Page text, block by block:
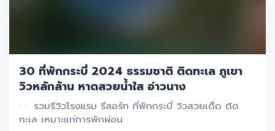
30 ที่พักกระบี่ 2024 ธรรมชาติ ติดทะเล ภูเขา
วิวหลักล้าน หาดสวยน้ำใส อ่าวนาง
รวมรีวิวโรงแรม รีสอร์ท ที่พักกระบี่ วิวสวยเด็ด ติด
ทะเล เหมาะแก่การพักผ่อน